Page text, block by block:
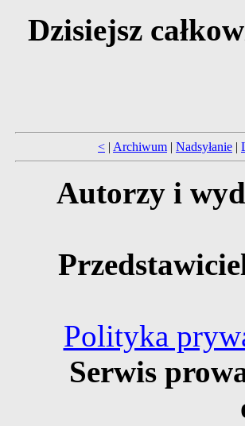
Dzisiejsz
< | Archiwum | Nadsyłanie |
Autorzy i
Polityka
Serwis